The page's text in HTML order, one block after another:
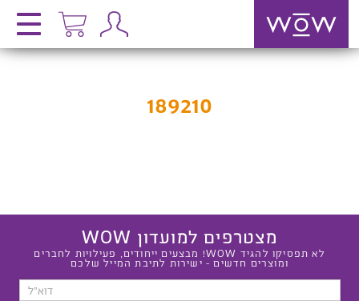
189210
מצטרפים למועדון WOW
לא תפסיקו להגיד WOW! מבצעים ייחודים, פעילויות לחברים
ומוצרים חדשים - ישירות לתיבת המייל שלכם